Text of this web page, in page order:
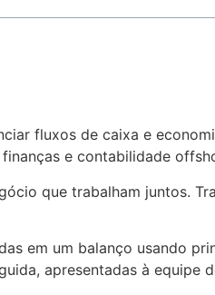
fluxos de caixa e
e contabilidade
que trabalham juntos.
em um balanço usando
apresentadas à